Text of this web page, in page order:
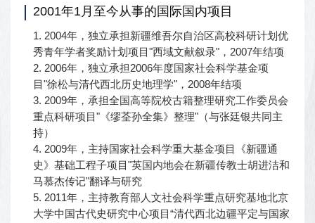
2001年1月至今从事的国际国内项目
1. 2004年，独立承担新疆维吾尔自治区高校科研计划优
秀青年学者奖励计划项目"西域文献叙录"，2007年结项
2. 2006年，独立承担2006年度国家社会科学基金项
目"徐松与清代西北历史地理学"，2008年结项
3. 2009年，承担全国高等院校古籍整理研究工作委员会
重点科研项目"《缪荃孙全集》整理"（与张廷银共同主
持）
4. 2009年，主持国家社会科学重大基金项目《新疆通
史》基础工程子项目"英国内地会在新疆传教士胡进洁和
马慕杰传记"翻译与研究
5. 2011年，主持教育部人文社会科学重点研究基地北京
大学中国古代史研究中心项目“清代西北边疆平定与国家